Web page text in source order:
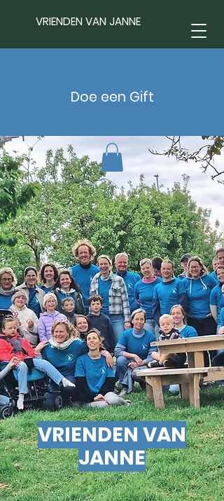
VRIENDEN VAN JANNE
Doe een Gift
VRIENDEN VAN
JANNE